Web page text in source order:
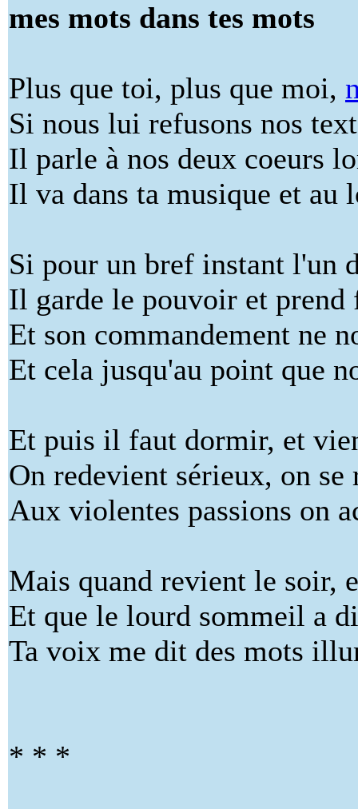
mes mots dans tes mots
Plus que toi, plus que moi,
Si nous lui refusons nos
Il parle à nos deux coeurs
Il va dans ta musique et au
Si pour un bref instant l'un
Il garde le pouvoir et prend
Et son commandement ne
Et cela jusqu'au point que
Et puis il faut dormir, et
On redevient sérieux, on se
Aux violentes passions on
Mais quand revient le soir,
Et que le lourd sommeil a
Ta voix me dit des mots
* * *